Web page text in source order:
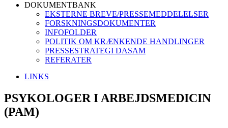
DOKUMENTBANK
EKSTERNE BREVE/PRESSEMEDDELELSER
FORSKNINGSDOKUMENTER
INFOFOLDER
POLITIK OM KRÆNKENDE HANDLINGER
PRESSESTRATEGI DASAM
REFERATER
LINKS
PSYKOLOGER I ARBEJDSMEDICIN
(PAM)